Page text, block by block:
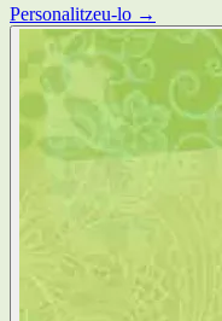
Personalitzeu-lo →